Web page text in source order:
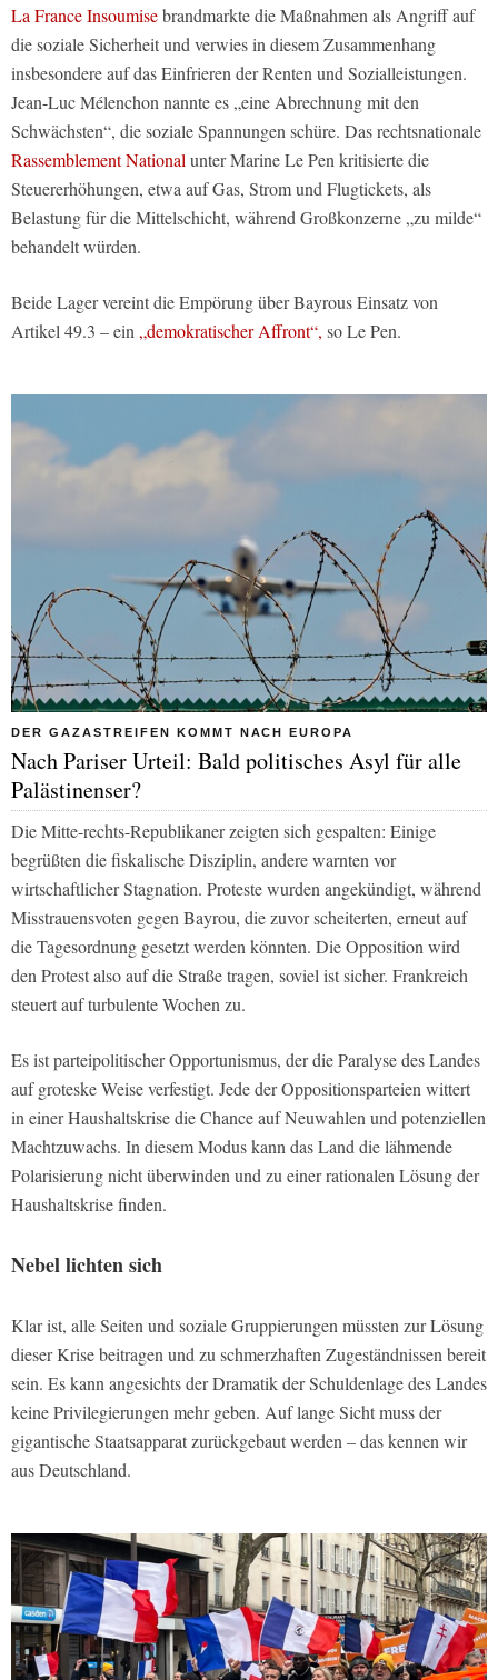
La France Insoumisebrandmarkte die Maßnahmen als Angriff auf
die soziale Sicherheit und verwies in diesem Zusammenhang
insbesondere auf das Einfrieren der Renten und Sozialleistungen.
Jean-Luc Mélenchon nannte es „eine Abrechnung mit den
Schwächsten“, die soziale Spannungen schüre. Das rechtsnationale
Rassemblement Nationalunter Marine Le Pen kritisierte die
Steuererhöhungen, etwa auf Gas, Strom und Flugtickets, als
Belastung für die Mittelschicht, während Großkonzerne „zu milde“
behandelt würden.
Beide Lager vereint die Empörung über Bayrous Einsatz von
Artikel 49.3 – ein„demokratischer Affront“, so Le Pen.
DER GAZASTREIFEN KOMMT NACH EUROPA
Nach Pariser Urteil: Bald politisches Asyl für alle
Palästinenser?
Die Mitte-rechts-Republikaner zeigten sich gespalten: Einige
begrüßten die fiskalische Disziplin, andere warnten vor
wirtschaftlicher Stagnation. Proteste wurden angekündigt, während
Misstrauensvoten gegen Bayrou, die zuvor scheiterten, erneut auf
die Tagesordnung gesetzt werden könnten. Die Opposition wird
den Protest also auf die Straße tragen, soviel ist sicher. Frankreich
steuert auf turbulente Wochen zu.
Es ist parteipolitischer Opportunismus, der die Paralyse des Landes
auf groteske Weise verfestigt. Jede der Oppositionsparteien wittert
in einer Haushaltskrise die Chance auf Neuwahlen und potenziellen
Machtzuwachs. In diesem Modus kann das Land die lähmende
Polarisierung nicht überwinden und zu einer rationalen Lösung der
Haushaltskrise finden.
Nebel lichten sich
Klar ist, alle Seiten und soziale Gruppierungen müssten zur Lösung
dieser Krise beitragen und zu schmerzhaften Zugeständnissen bereit
sein. Es kann angesichts der Dramatik der Schuldenlage des Landes
keine Privilegierungen mehr geben. Auf lange Sicht muss der
gigantische Staatsapparat zurückgebaut werden – das kennen wir
aus Deutschland.